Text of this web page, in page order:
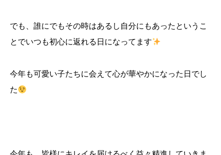
でも、誰にでもその時はあるし自分にもあったというこ
とでいつも初心に返れる日になってます
今年も可愛い子たちに会えて心が華やかになった日でし
た